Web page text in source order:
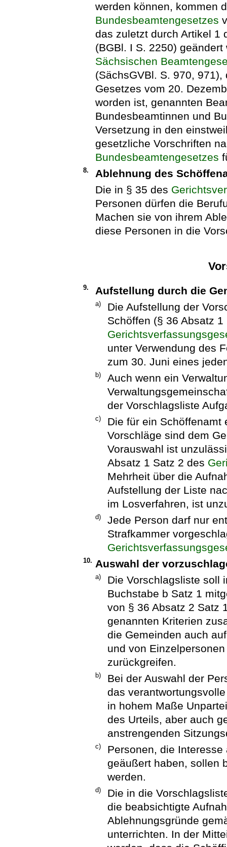
werden können, kommen
Bundesbeamtengesetzes
das zuletzt durch Artikel 1
(BGBl. I S. 2250)
Sächsischen
(SächsGVBl. S. 970,
Gesetzes vom 20.
worden ist, genannten
Bundesbeamtinnen und
Versetzung in den
gesetzliche Vorschriften
Bundesbeamtengesetzes
8.
Ablehnung des
Die in § 35 des
Personen dürfen die
Machen sie von ihrem
diese Personen in die
9. Aufstellung durch die
a)
Die Aufstellung der
Schöffen (§ 36 Absatz
unter Verwendung des
zum 30. Juni eines
b)
Auch wenn ein
der Vorschlagsliste
c)
Die für ein Schöffenamt
Vorschläge sind dem
Vorauswahl ist
Absatz 1 Satz 2 des
Mehrheit über die
Aufstellung der Liste
im Losverfahren, ist
d)
Jede Person darf nur
Strafkammer
10. Auswahl der
a)
Die Vorschlagsliste soll
Buchstabe b Satz 1
von § 36 Absatz 2 Satz
genannten Kriterien
die Gemeinden auch
und von
zurückgreifen.
b)
Bei der Auswahl der
das
in hohem Maße
des Urteils, aber auch
anstrengenden
c)
Personen, die
geäußert haben, sollen
werden.
d)
Die in die
die beabsichtigte
Ablehnungsgründe
unterrichten. In der